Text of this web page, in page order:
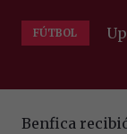
FÚTBOL
Benfica